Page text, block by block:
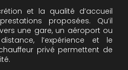
et la qualité d’accueil
proposées. Qu’il
une gare, un aéroport ou
l’expérience et le
privé permettent de